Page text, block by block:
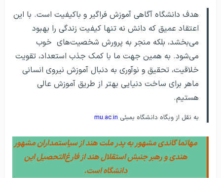
هدف دانشگاه آگاهی آموزش فراگیر و باکیفیت است. با این
اعتقاد عمیق که دانش نه تنها کیفیت زندگی را بهبود
می‌بخشد، بلکه منجر به پرورش شخصیت‌های خوب
می‌شود. به همین جهت ما با کمک جذب استعداد، تقویت
خلاقیت، تحقیق و نوآوری به دنبال آموزش نیروی انسانی
ماهر برای ساخت دنیایی بهتر از طریق آموزش عالی
هستیم.
به نقل از وبگاه دانشگاه بمبئی mu.ac.in
مهاتما گاندی مشهور به پدر ملت هند از سیاستمداران مشهور
هندی و رهبر جنبش استقلال هند از فارغ‌التحصیل این
دانشگاه است.